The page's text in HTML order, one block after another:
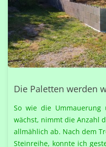
Die Paletten werden
So wie die Ummauerung
wächst, nimmt die Anzahl
allmählich ab. Nach dem
Steinreihe, konnte ich